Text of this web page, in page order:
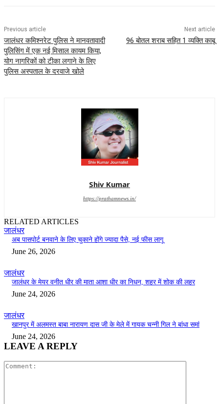
Previous article
जालंधर कमिश्नरेट पुलिस ने मानवतावादी
पुलिसिंग में एक नई मिसाल कायम किया,
योग नागरिकों को टीका लगाने के लिए
पुलिस अस्पताल के दरवाजे खोले
Next article
96 बोतल शराब सहित 1 व्यक्ति काबू
Shiv Kumar
https://prathamnews.in/
RELATED ARTICLES
जालंधर
अब पासपोर्ट बनवाने के लिए चुकाने होंगे ज्यादा पैसे, नई फीस लागू
June 26, 2026
जालंधर
जालंधर के मेयर वनीत धीर की माता आशा धीर का निधन, शहर में शोक की लहर
June 24, 2026
जालंधर
खानपुर में अलमस्त बाबा नारायण दास जी के मेले में गायक चन्नी गिल ने बांधा समां
June 24, 2026
LEAVE A REPLY